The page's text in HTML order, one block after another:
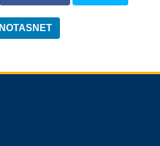
NOTASNET